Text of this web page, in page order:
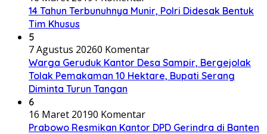
14 Tahun Terbunuhnya Munir, Polri Didesak Bentuk
Tim Khusus
5
7 Agustus 20260 Komentar
Warga Geruduk Kantor Desa Sampir, Bergejolak
Tolak Pemakaman 10 Hektare, Bupati Serang
Diminta Turun Tangan
6
16 Maret 20190 Komentar
Prabowo Resmikan Kantor DPD Gerindra di Banten